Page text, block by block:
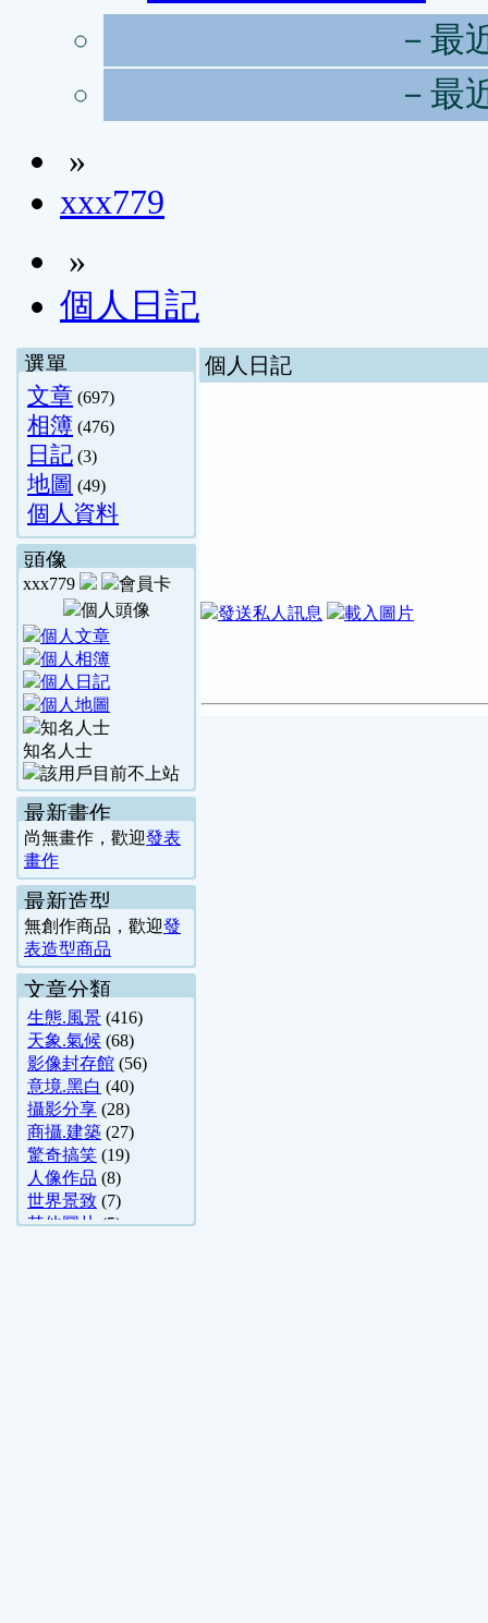
－最
－最
»
xxx779
»
個人日記
選單
文章 (697)
相簿 (476)
日記 (3)
地圖 (49)
個人資料
頭像
xxx779
知名人士
最新畫作
尚無畫作，歡迎發表
畫作
最新造型
無創作商品，歡迎發
表造型商品
文章分類
生態.風景 (416)
天象.氣候 (68)
影像封存館 (56)
意境.黑白 (40)
攝影分享 (28)
商攝.建築 (27)
驚奇搞笑 (19)
人像作品 (8)
世界景致 (7)
其他圖片(5)
個人日記